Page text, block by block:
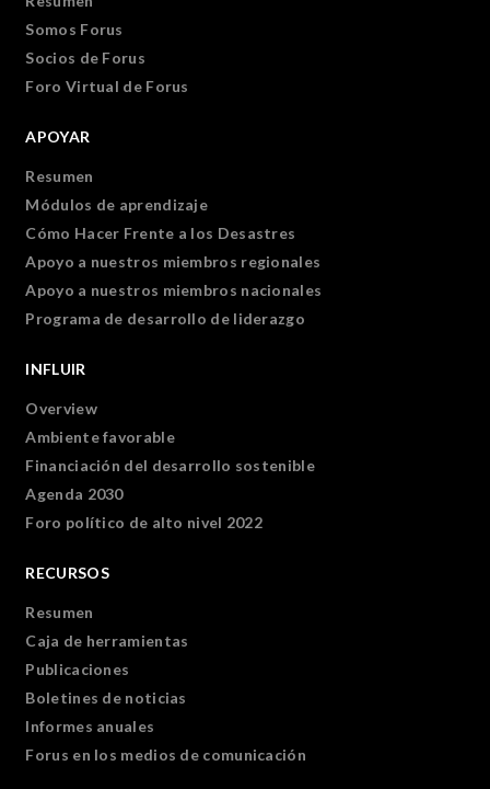
Somos Forus
Socios de Forus
Foro Virtual de Forus
APOYAR
Resumen
Módulos de aprendizaje
Cómo Hacer Frente a los Desastres
Apoyo a nuestros miembros regionales
Apoyo a nuestros miembros nacionales
Programa de desarrollo de liderazgo
INFLUIR
Overview
Ambiente favorable
Financiación del desarrollo sostenible
Agenda 2030
Foro político de alto nivel 2022
RECURSOS
Resumen
Caja de herramientas
Publicaciones
Boletines de noticias
Informes anuales
Forus en los medios de comunicación